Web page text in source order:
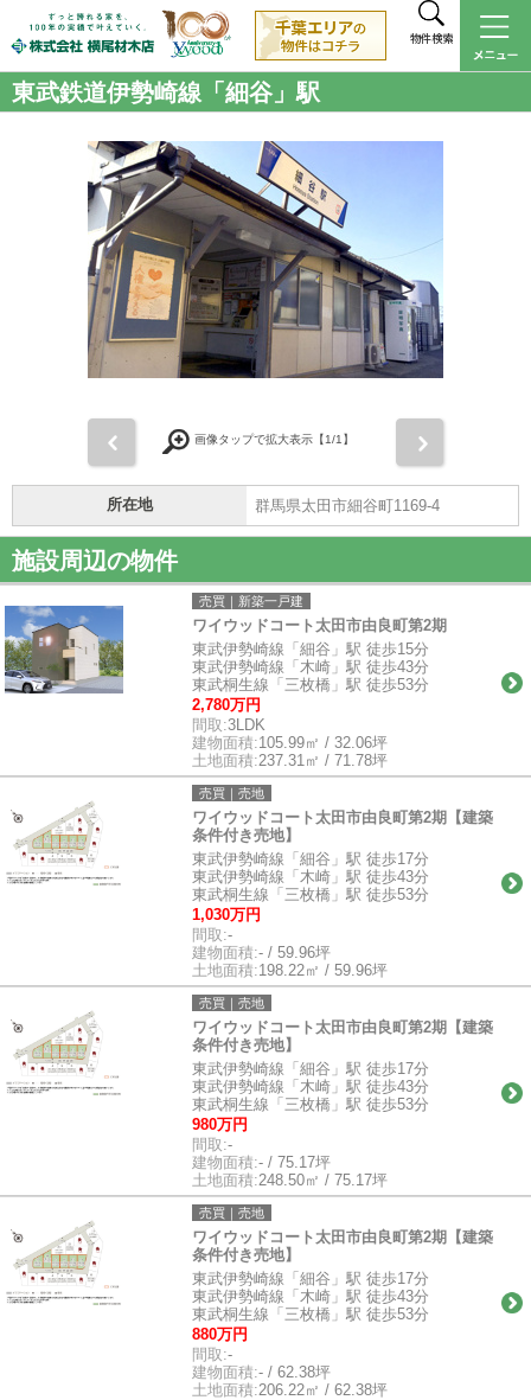
物件検索
東武鉄道伊勢崎線「細谷」駅
画像タップで拡大表示【1/1】
所在地 群馬県太田市細谷町1169-4
施設周辺の物件
売買｜新築一戸建
ワイウッドコート太田市由良町第2期
東武伊勢崎線「細谷」駅 徒歩15分
東武伊勢崎線「木崎」駅 徒歩43分
東武桐生線「三枚橋」駅 徒歩53分
2,780万円
間取:3LDK
建物面積:105.99㎡ / 32.06坪
土地面積:237.31㎡ / 71.78坪
売買｜売地
ワイウッドコート太田市由良町第2期【建築
条件付き売地】
東武伊勢崎線「細谷」駅 徒歩17分
東武伊勢崎線「木崎」駅 徒歩43分
東武桐生線「三枚橋」駅 徒歩53分
1,030万円
間取:-
建物面積:- / 59.96坪
土地面積:198.22㎡ / 59.96坪
売買｜売地
ワイウッドコート太田市由良町第2期【建築
条件付き売地】
東武伊勢崎線「細谷」駅 徒歩17分
東武伊勢崎線「木崎」駅 徒歩43分
東武桐生線「三枚橋」駅 徒歩53分
980万円
間取:-
建物面積:- / 75.17坪
土地面積:248.50㎡ / 75.17坪
売買｜売地
ワイウッドコート太田市由良町第2期【建築
条件付き売地】
東武伊勢崎線「細谷」駅 徒歩17分
東武伊勢崎線「木崎」駅 徒歩43分
東武桐生線「三枚橋」駅 徒歩53分
880万円
間取:-
建物面積:- / 62.38坪
土地面積:206.22㎡ / 62.38坪